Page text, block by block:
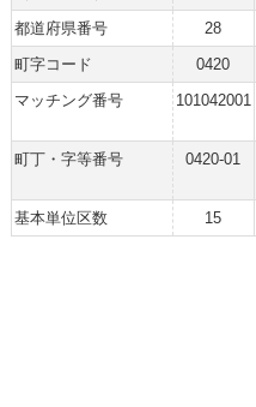
都道府県番号
28
町字コード
0420
マッチング番号
101042001
町丁・字等番号 0420-01
基本単位区数 15